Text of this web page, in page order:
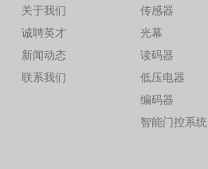
传感器
光幕
读码器
低压电器
编码器
智能门控系统
关于我们
诚聘英才
新闻动态
联系我们